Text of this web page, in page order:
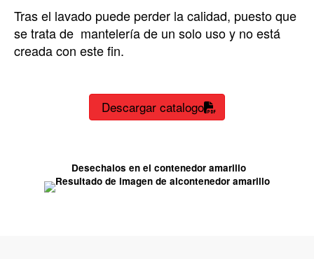
Tras el lavado puede perder la calidad, puesto que
se trata de mantelería de un solo uso y no está
creada con este fin.
Descargar catalogo
Desechalos en el contenedor amarillo